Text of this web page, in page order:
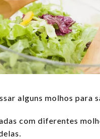
alguns molhos para
com diferentes